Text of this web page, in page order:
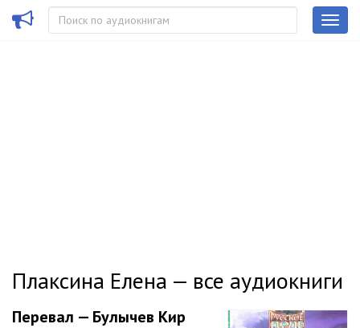
Плаксина Елена — все аудиокниги
Перевал — Булычев Кир